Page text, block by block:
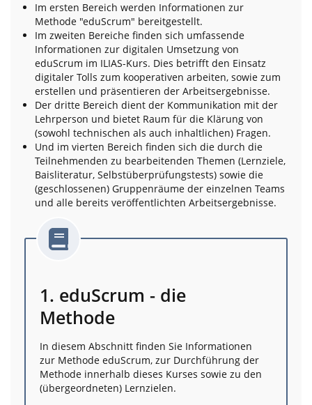
Im ersten Bereich werden Informationen zur
Methode "eduScrum" bereitgestellt.
Im zweiten Bereiche finden sich umfassende
Informationen zur digitalen Umsetzung von
eduScrum im ILIAS-Kurs. Dies betrifft den Einsatz
digitaler Tolls zum kooperativen arbeiten, sowie zum
erstellen und präsentieren der Arbeitsergebnisse.
Der dritte Bereich dient der Kommunikation mit der
Lehrperson und bietet Raum für die Klärung von
(sowohl technischen als auch inhaltlichen) Fragen.
Und im vierten Bereich finden sich die durch die
Teilnehmenden zu bearbeitenden Themen (Lernziele,
Baisliteratur, Selbstüberprüfungstests) sowie die
(geschlossenen) Gruppenräume der einzelnen Teams
und alle bereits veröffentlichten Arbeitsergebnisse.
1. eduScrum - die
Methode
In diesem Abschnitt finden Sie Informationen
zur Methode eduScrum, zur Durchführung der
Methode innerhalb dieses Kurses sowie zu den
(übergeordneten) Lernzielen.